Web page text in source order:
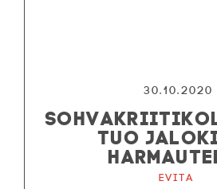
30.10.2020
TUO
Evita